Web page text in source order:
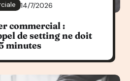
14/7/2026
commercial :
de setting ne doit
minutes